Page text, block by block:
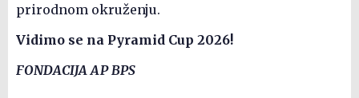
prirodnom okruženju.
Vidimo se na Pyramid Cup 2026!
FONDACIJA AP BPS